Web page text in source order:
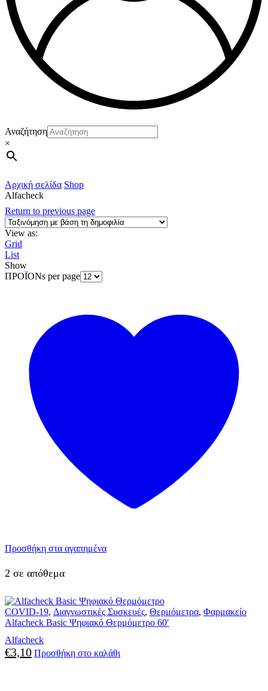
Αναζήτηση
×
Αρχική σελίδα Shop
Alfacheck
Return to previous page
View as:
Grid
List
Show
ΠΡΟΪΟΝs per page
Προσθήκη στα αγαπημένα
2 σε απόθεμα
COVID-19, Διαγνωστικές Συσκευές, Θερμόμετρα, Φαρμακείο
Alfacheck Basic Ψηφιακό Θερμόμετρο 60′
Alfacheck
€3,10 Προσθήκη στο καλάθι